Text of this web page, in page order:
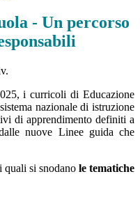
- Un percorso
i curricoli di Educazione
nazionale di istruzione
di apprendimento definiti a
nuove Linee guida che
quali si snodano le tematiche